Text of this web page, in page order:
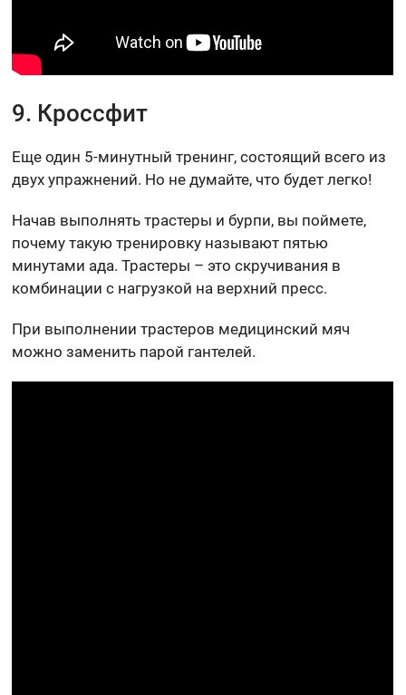
9. Кроссфит
Еще один 5-минутный тренинг, состоящий всего из
двух упражнений. Но не думайте, что будет легко!
Начав выполнять трастеры и бурпи, вы поймете,
почему такую тренировку называют пятью
минутами ада. Трастеры – это скручивания в
комбинации с нагрузкой на верхний пресс.
При выполнении трастеров медицинский мяч
можно заменить парой гантелей.